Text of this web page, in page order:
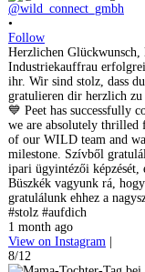
@wild_connect_gmbh
•
Follow
Herzlichen
Industriekauffrau
ihr. Wir sind stolz, dass
gratulieren dir herzlich zu
💙 Peet has successfully
we are absolutely thrilled
of our WILD team and
milestone. Szívből
ipari ügyintézői képzését,
Büszkék vagyunk rá,
gratulálunk ehhez a
#stolz #aufdich
1 month ago
View on Instagram |
8/12